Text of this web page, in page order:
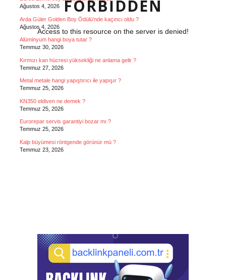
Ağustos 4, 2026
Arda Güler Golden Boy Ödülü’nde kaçıncı oldu ?
Ağustos 4, 2026
Alüminyum hangi boya tutar ?
Temmuz 30, 2026
Kırmızı kan hücresi yüksekliği ne anlama gelir ?
Temmuz 27, 2026
Metal metale hangi yapıştırıcı ile yapışır ?
Temmuz 25, 2026
KN350 eldiven ne demek ?
Temmuz 25, 2026
Eurorepar servis garantiyi bozar mı ?
Temmuz 25, 2026
Kalp büyümesi röntgende görünür mü ?
Temmuz 23, 2026
FORBIDDEN
Access to this resource on the server is denied!